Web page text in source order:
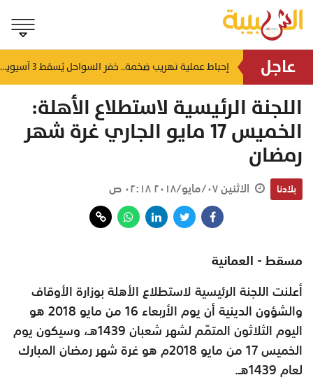
عاجل منذ ٧ ساعات إحباط عملية تهريب ضخمة.. خفر السواحل يُسقط 3 آسيويين بحوزتهم 66 كجم من الكريستال
اللجنة الرئيسية لاستطلاع الأهلة:
الخميس 17 مايو الجاري غرة شهر
رمضان
بلادنا الاثنين ٠٧/مايو/٢٠١٨ ٠٢:١٨ ص
مسقط - العمانية
أعلنت اللجنة الرئيسية لاستطلاع الأهلة بوزارة الأوقاف
والشؤون الدينية أن يوم الأربعاء 16 من مايو 2018 هو
اليوم الثلاثون المتمّم لشهر شعبان 1439هـ، وسيكون يوم
الخميس 17 من مايو 2018م هو غرة شهر رمضان المبارك
لعام 1439هـ.